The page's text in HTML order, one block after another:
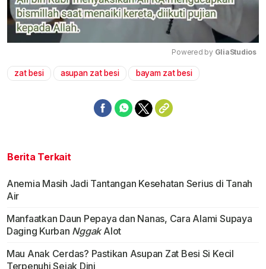
Powered by GliaStudios
zat besi asupan zat besi bayam zat besi
Berita Terkait
Anemia Masih Jadi Tantangan Kesehatan Serius di Tanah
Air
Manfaatkan Daun Pepaya dan Nanas, Cara Alami Supaya
Daging Kurban NggakAlot
Mau Anak Cerdas? Pastikan Asupan Zat Besi Si Kecil
Terpenuhi Sejak Dini